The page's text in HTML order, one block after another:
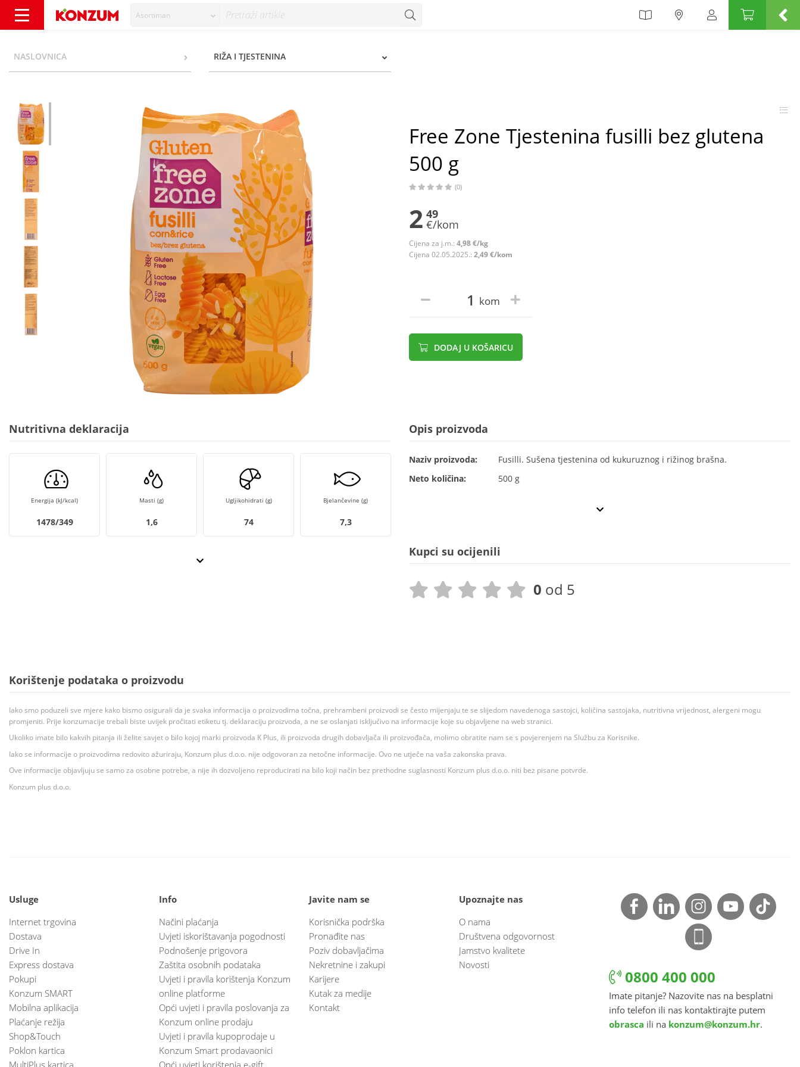
Asortiman
NASLOVNICA RIŽA I TJESTENINA
Free Zone Tjestenina fusilli bez glutena
500 g
(0)
2 49
€/kom
Cijena za j.m.: 4,98 €/kg
Cijena 02.05.2025.: 2,49 €/kom
kom
DODAJ U KOŠARICU
Nutritivna deklaracija
Energija (kJ/kcal)
1478/349
Masti (g)
1,6
Ugljikohidrati (g)
74
Bjelančevine (g)
7,3
Opis proizvoda
Naziv proizvoda:
Fusilli. Sušena tjestenina od kukuruznog i rižinog brašna.
Neto količina:
500 g
Kupci su ocijenili
0 od 5
Korištenje podataka o proizvodu
Iako smo poduzeli sve mjere kako bismo osigurali da je svaka informacija o proizvodima točna, prehrambeni proizvodi se često mijenjaju te se slijedom navedenoga sastojci, količina sastojaka, nutritivna vrijednost, alergeni mogu
promjeniti. Prije konzumacije trebali biste uvijek pročitati etiketu tj. deklaraciju proizvoda, a ne se oslanjati isključivo na informacije koje su objavljene na web stranici.
Ukoliko imate bilo kakvih pitanja ili želite savjet o bilo kojoj marki proizvoda K Plus, ili proizvoda drugih dobavljača ili proizvođača, molimo obratite nam se s povjerenjem na Službu za Korisnike.
Iako se informacije o proizvodima redovito ažuriraju, Konzum plus d.o.o. nije odgovoran za netočne informacije. Ovo ne utječe na vaša zakonska prava.
Ove informacije objavljuju se samo za osobne potrebe, a nije ih dozvoljeno reproducirati na bilo koji način bez prethodne suglasnosti Konzum plus d.o.o. niti bez pisane potvrde.
Konzum plus d.o.o.
Usluge
Internet trgovina
Dostava
Drive In
Express dostava
Pokupi
Konzum SMART
Mobilna aplikacija
Plaćanje režija
Shop&Touch
Poklon kartica
MultiPlus kartica
Info
Načini plaćanja
Uvjeti iskorištavanja pogodnosti
Podnošenje prigovora
Zaštita osobnih podataka
Uvjeti i pravila korištenja Konzum
online platforme
Opći uvjeti i pravila poslovanja za
Konzum online prodaju
Uvjeti i pravila kupoprodaje u
Konzum Smart prodavaonici
Opći uvjeti korištenja e-gift
Javite nam se
Korisnička podrška
Pronađite nas
Poziv dobavljačima
Nekretnine i zakupi
Karijere
Kutak za medije
Kontakt
Upoznajte nas
O nama
Društvena odgovornost
Jamstvo kvalitete
Novosti
0800 400 000
Imate pitanje? Nazovite nas na besplatni
info telefon ili nas kontaktirajte putem
obrasca ili na konzum@konzum.hr.